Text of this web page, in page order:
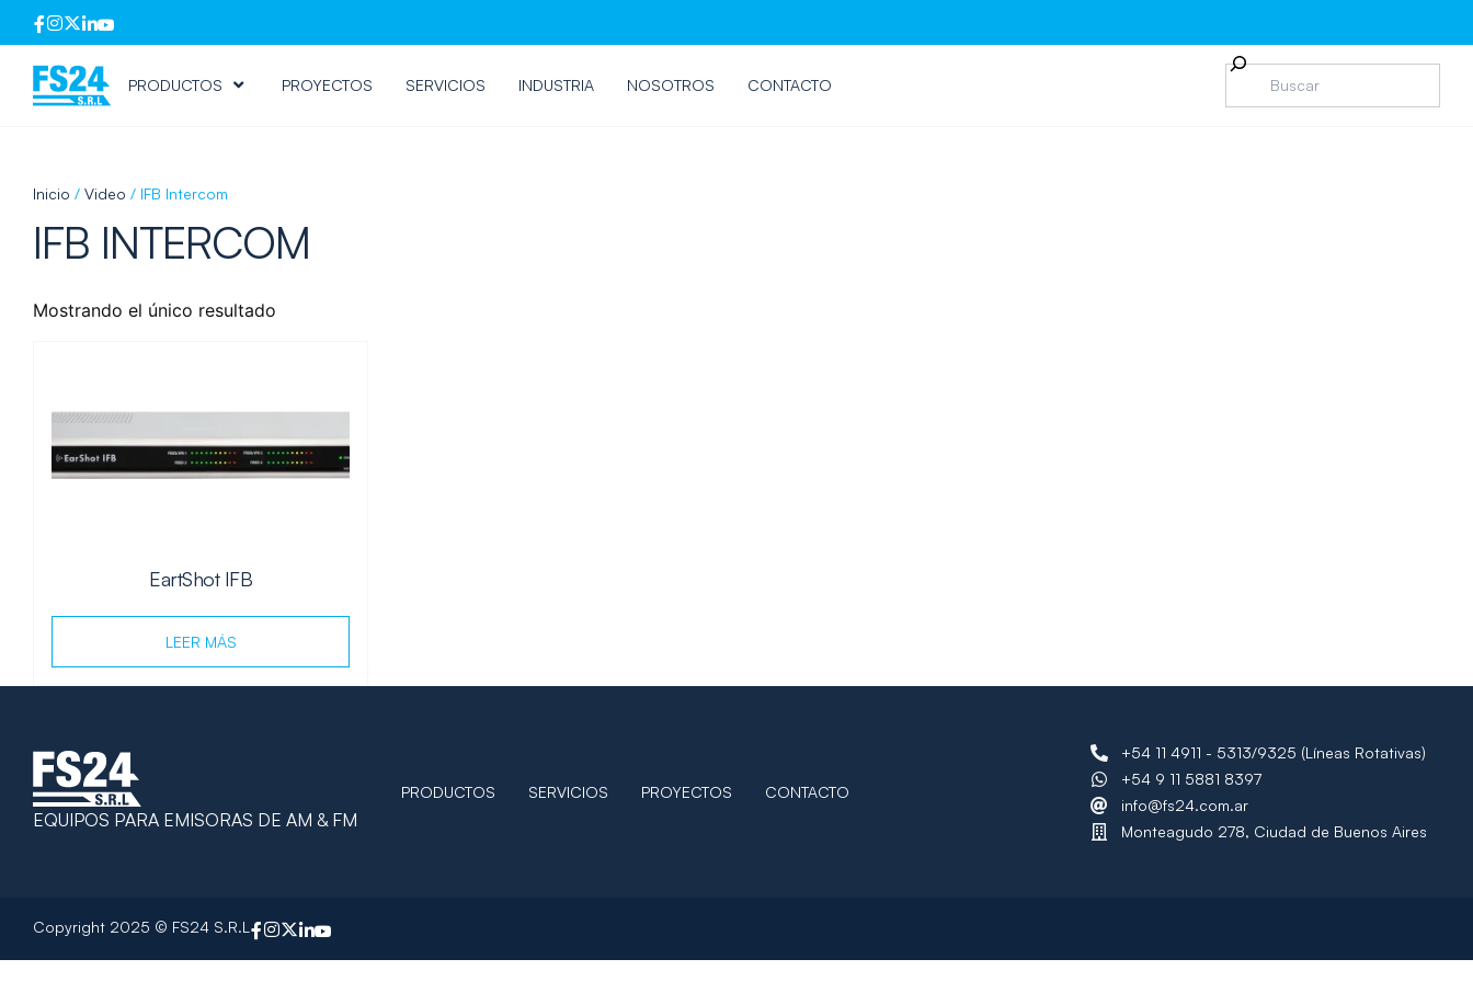
PRODUCTOS PROYECTOS SERVICIOS INDUSTRIA NOSOTROS CONTACTO
Inicio / Video / IFB Intercom
IFB INTERCOM
Mostrando el único resultado
EartShot IFB
LEER MÁS
EQUIPOS PARA EMISORAS DE AM & FM
PRODUCTOS SERVICIOS PROYECTOS CONTACTO
+54 11 4911 - 5313/9325 (Líneas Rotativas)
+54 9 11 5881 8397
info@fs24.com.ar
Monteagudo 278, Ciudad de Buenos Aires
Copyright 2025 © FS24 S.R.L